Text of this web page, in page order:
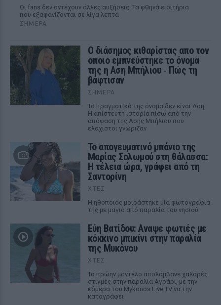
Οι fans δεν αντέχουν άλλες αυξήσεις: Τα φθηνά εισιτήρια
που εξαφανίζονται σε λίγα λεπτά
ΣΉΜΕΡΑ
Ο διάσημος κιθαρίστας απο τον
οποιο εμπνεύστηκε το όνομα
της η Αση Μπήλιου ‑ Πώς τη
βάφτισαν
ΣΉΜΕΡΑ
Το πραγματικό της όνομα δεν είναι Αση:
Η απίστευτη ιστορία πίσω από την
απόφαση της Ασης Μπήλιου που
ελάχιστοι γνώριζαν
Το απογευματινό μπάνιο της
Μαρίας Σολωμού στη θάλασσα:
Η τέλεια ώρα, γράφει από τη
Σαντορίνη
ΧΤΕΣ
Η ηθοποιός μοιράστηκε μία φωτογραφία
της με μαγιό από παραλία του νησιού
Εύη Βατίδου: Αναψε φωτιές με
κόκκινο μπικίνι στην παραλία
της Μυκόνου
ΧΤΕΣ
Το πρώην μοντέλο απολάμβανε χαλαρές
στιγμές στην παραλία Αγράρι, με την
κάμερα του Mykonos Live TV να την
καταγράφει